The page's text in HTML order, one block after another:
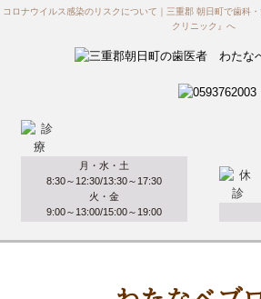
コロナウイルス感染のリスクについて｜三重郡 朝日町で歯科
クリニック』へ
月・水・土
8:30～12:30/13:30～17:30
火・金
9:00～13:00/15:00～19:00